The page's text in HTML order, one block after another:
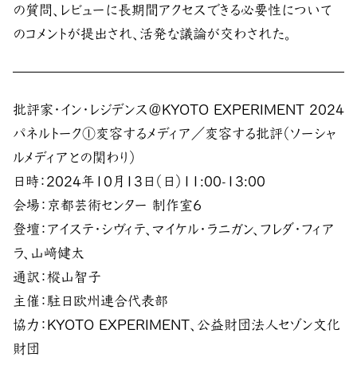
の質問、レビューに長期間アクセスできる必要性について
のコメントが提出され、活発な議論が交わされた。
批評家・イン・レジデンス＠KYOTO EXPERIMENT 2024
パネルトーク①変容するメディア／変容する批評（ソーシャ
ルメディアとの関わり）
日時：2024年10月13日（日）11:00-13:00
会場：京都芸術センター 制作室6
登壇：アイステ・シヴィテ、マイケル・ラニガン、フレダ・フィア
ラ、山﨑健太
通訳：樅山智子
主催：駐日欧州連合代表部
協力：KYOTO EXPERIMENT、公益財団法人セゾン文化
財団